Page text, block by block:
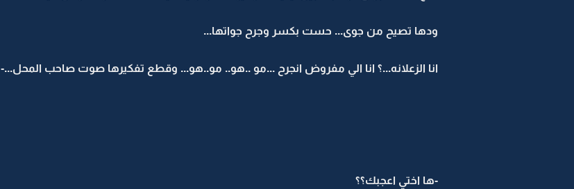
ودها تصيح من جوى... حست بكسر وجرح جواتها...
انا الزعلانه...؟ انا الي مفروض انجرح ...مو ..هو.. مو..هو... وقطع تفكيرها صوت صاحب المحل...-
-ها اختي اعجبك؟؟